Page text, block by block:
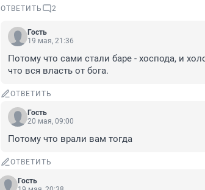
ОТВЕТИТЬ 2
Гость
19 мая, 21:36
Потому что сами стали баре - хоспода, и
что вся власть от бога.
ОТВЕТИТЬ
Гость
20 мая, 09:00
Потому что врали вам тогда
ОТВЕТИТЬ
Гость